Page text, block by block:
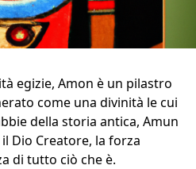
egizie, Amon è un pilastro
come una divinità le cui
della storia antica, Amun
Dio Creatore, la forza
di tutto ciò che è.